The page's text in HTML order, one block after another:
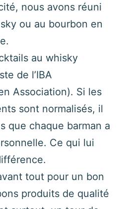
nous avons réuni
ou au bourbon en
au whisky
de l’IBA
Association). Si les
sont normalisés, il
que chaque barman a
Ce qui lui
tout pour un bon
produits de qualité